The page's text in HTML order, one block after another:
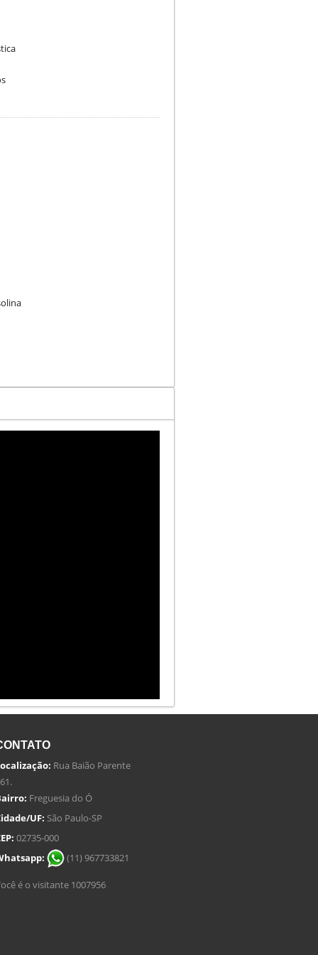
Rua Baião Parente
Freguesia do Ó
UF: São Paulo-SP
02735-000
(11) 967733821
é o visitante 1007956